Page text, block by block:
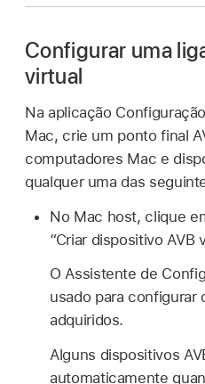
Configurar uma
virtual
Na aplicação
Mac, crie um ponto final
computadores Mac e
qualquer uma das
No Mac host, clique
“Criar dispositivo AVB
O Assistente de
usado para configurar
adquiridos.
Alguns dispositivos
automaticamente